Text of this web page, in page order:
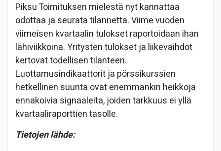
Piksu Toimituksen mielestä nyt kannattaa
odottaa ja seurata tilannetta. Viime vuoden
viimeisen kvartaalin tulokset raportoidaan ihan
lähiviikkoina. Yritysten tulokset ja liikevaihdot
kertovat todellisen tilanteen.
Luottamusindikaattorit ja pörssikurssien
hetkellinen suunta ovat enemmänkin heikkoja
ennakoivia signaaleita, joiden tarkkuus ei yllä
kvartaaliraporttien tasolle.
Tietojen lähde: